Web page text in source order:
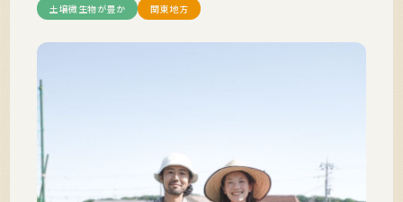
土壌微生物が豊か
関東地方